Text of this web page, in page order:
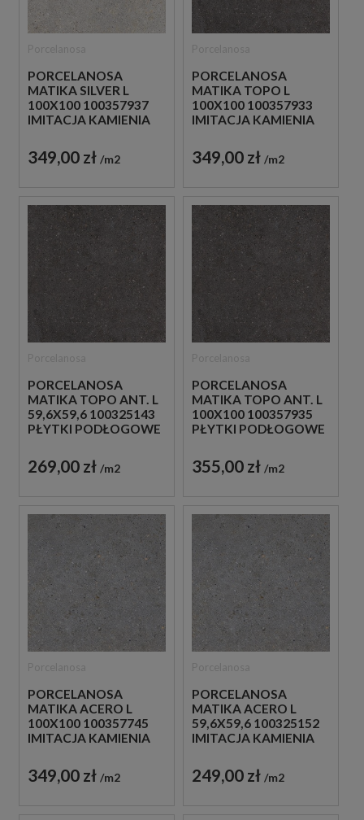
PORCELANOSA
MATIKA SILVER L
100X100 100357937
IMITACJA KAMIENIA
349,00 zł m2
PORCELANOSA
MATIKA TOPO L
100X100 100357933
IMITACJA KAMIENIA
349,00 zł m2
PORCELANOSA
MATIKA TOPO ANT. L
59,6X59,6 100325143
PŁYTKI PODŁOGOWE
269,00 zł m2
PORCELANOSA
MATIKA TOPO ANT. L
100X100 100357935
PŁYTKI PODŁOGOWE
355,00 zł m2
PORCELANOSA
MATIKA ACERO L
100X100 100357745
IMITACJA KAMIENIA
349,00 zł m2
PORCELANOSA
MATIKA ACERO L
59,6X59,6 100325152
IMITACJA KAMIENIA
249,00 zł m2